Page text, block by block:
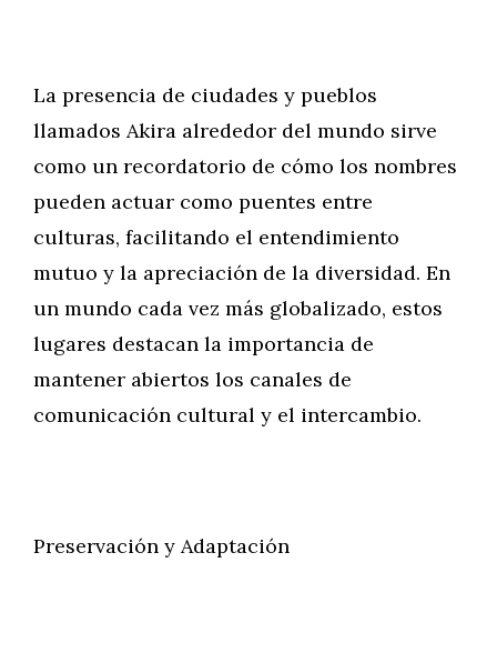
La presencia de ciudades y pueblos
llamados Akira alrededor del mundo sirve
como un recordatorio de cómo los nombres
pueden actuar como puentes entre
culturas, facilitando el entendimiento
mutuo y la apreciación de la diversidad. En
un mundo cada vez más globalizado, estos
lugares destacan la importancia de
mantener abiertos los canales de
comunicación cultural y el intercambio.
Preservación y Adaptación